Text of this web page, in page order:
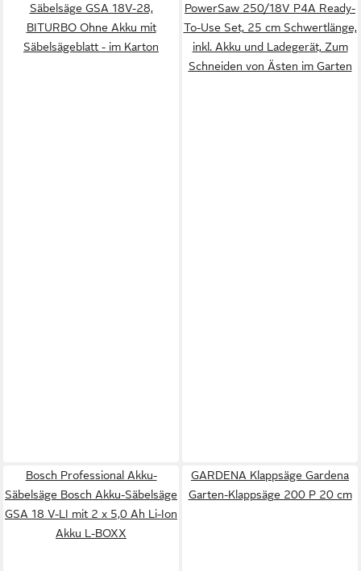
Säbelsäge GSA 18V-28,
BITURBO Ohne Akku mit
Säbelsägeblatt - im Karton
PowerSaw 250/18V P4A Ready-
To-Use Set, 25 cm Schwertlänge,
inkl. Akku und Ladegerät, Zum
Schneiden von Ästen im Garten
Bosch Professional Akku-
Säbelsäge Bosch Akku-Säbelsäge
GSA 18 V-LI mit 2 x 5,0 Ah Li-Ion
Akku L-BOXX
GARDENA Klappsäge Gardena
Garten-Klappsäge 200 P 20 cm